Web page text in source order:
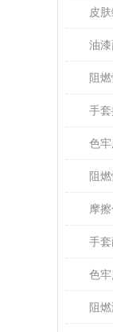
皮
油
阻
手
色
阻
摩
手
色
阻